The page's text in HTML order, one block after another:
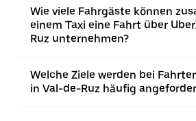
Wie viele Fahrgäste können
einem Taxi eine Fahrt über
Ruz unternehmen?
Welche Ziele werden bei
in Val-de-Ruz häufig